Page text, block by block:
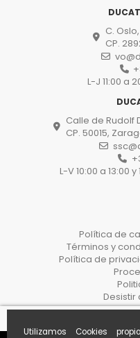
Utilizamos Cookies
C.
CP.
L-J 11:00 a
Calle de Rudolf
CP. 50015,
L-V 10:00 a 13:00 y
Política de
Términos y
Política de